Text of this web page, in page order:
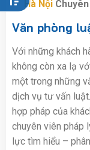
Hà Nội
Văn phòng
Với những khách
không còn xa lạ
một trong những
dịch vụ tư vấn
hợp pháp của
chuyên viên pháp
lực tìm hiểu –